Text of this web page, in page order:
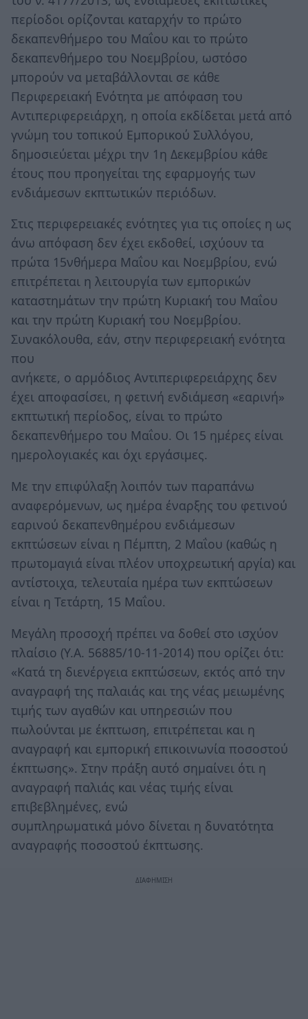
περίοδοι ορίζονται καταρχήν το πρώτο
δεκαπενθήμερο του Μαΐου και το πρώτο
δεκαπενθήμερο του Νοεμβρίου, ωστόσο
μπορούν να μεταβάλλονται σε κάθε
Περιφερειακή Ενότητα με απόφαση του
Αντιπεριφερειάρχη, η οποία εκδίδεται μετά από
γνώμη του τοπικού Εμπορικού Συλλόγου,
δημοσιεύεται μέχρι την 1η Δεκεμβρίου κάθε
έτους που προηγείται της εφαρμογής των
ενδιάμεσων εκπτωτικών περιόδων.
Στις περιφερειακές ενότητες για τις οποίες η ως
άνω απόφαση δεν έχει εκδοθεί, ισχύουν τα
πρώτα 15νθήμερα Μαΐου και Νοεμβρίου, ενώ
επιτρέπεται η λειτουργία των εμπορικών
καταστημάτων την πρώτη Κυριακή του Μαΐου
και την πρώτη Κυριακή του Νοεμβρίου.
Συνακόλουθα, εάν, στην περιφερειακή ενότητα
που
ανήκετε, ο αρμόδιος Αντιπεριφερειάρχης δεν
έχει αποφασίσει, η φετινή ενδιάμεση «εαρινή»
εκπτωτική περίοδος, είναι το πρώτο
δεκαπενθήμερο του Μαΐου. Οι 15 ημέρες είναι
ημερολογιακές και όχι εργάσιμες.
Με την επιφύλαξη λοιπόν των παραπάνω
αναφερόμενων, ως ημέρα έναρξης του φετινού
εαρινού δεκαπενθημέρου ενδιάμεσων
εκπτώσεων είναι η Πέμπτη, 2 Μαΐου (καθώς η
πρωτομαγιά είναι πλέον υποχρεωτική αργία) και
αντίστοιχα, τελευταία ημέρα των εκπτώσεων
είναι η Τετάρτη, 15 Μαΐου.
Μεγάλη προσοχή πρέπει να δοθεί στο ισχύον
πλαίσιο (Υ.Α. 56885/10-11-2014) που ορίζει ότι:
«Κατά τη διενέργεια εκπτώσεων, εκτός από την
αναγραφή της παλαιάς και της νέας μειωμένης
τιμής των αγαθών και υπηρεσιών που
πωλούνται με έκπτωση, επιτρέπεται και η
αναγραφή και εμπορική επικοινωνία ποσοστού
έκπτωσης». Στην πράξη αυτό σημαίνει ότι η
αναγραφή παλιάς και νέας τιμής είναι
επιβεβλημένες, ενώ
συμπληρωματικά μόνο δίνεται η δυνατότητα
αναγραφής ποσοστού έκπτωσης.